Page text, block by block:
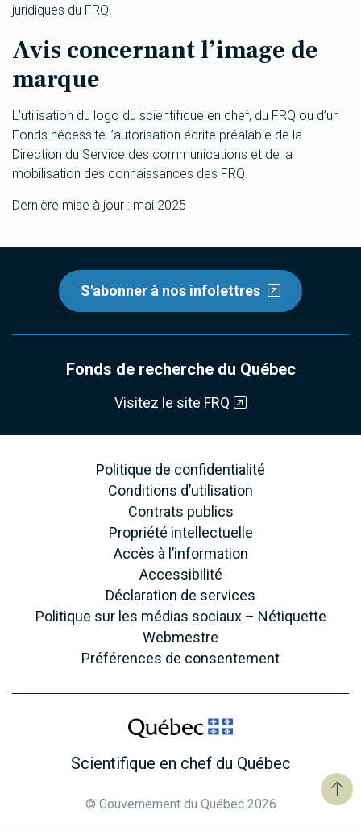
juridiques du FRQ.
Avis concernant l’image de
marque
L’utilisation du logo du scientifique en chef, du FRQ ou d’un
Fonds nécessite l’autorisation écrite préalable de la
Direction du Service des communications et de la
mobilisation des connaissances des FRQ.
Dernière mise à jour : mai 2025
S'abonner à nos infolettres
Fonds de recherche du Québec
Visitez le site FRQ
Politique de confidentialité
Conditions d’utilisation
Contrats publics
Propriété intellectuelle
Accès à l’information
Accessibilité
Déclaration de services
Politique sur les médias sociaux – Nétiquette
Webmestre
Préférences de consentement
Scientifique en chef du Québec
© Gouvernement du Québec 2026